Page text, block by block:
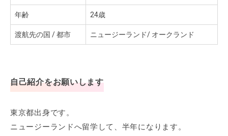
年齢 24歳
渡航先の国 / 都市 ニュージーランド/ オークランド
自己紹介をお願いします
東京都出身です。
ニュージーランドへ留学して、半年になります。